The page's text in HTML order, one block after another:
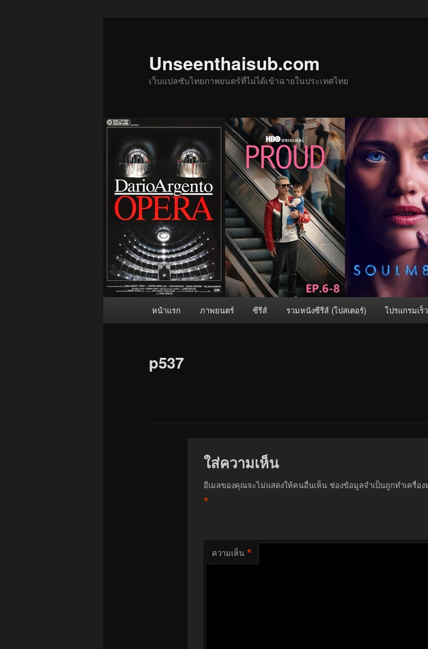
Unseenthaisub.com
เว็บแปลซับไทยภาพยนตร์ที่ไม่ได้เข้าฉายในประเทศไทย
หน้าแรก ภาพยนตร์ ซีรีส์ รวมหนังซีรีส์ (โปสเตอร์) โปรแกรมเร็
p537
ใส่ความเห็น
อีเมลของคุณจะไม่แสดงให้คนอื่นเห็น ช่องข้อมูลจำเป็นถูกทำเครื่อ
*
ความเห็น *